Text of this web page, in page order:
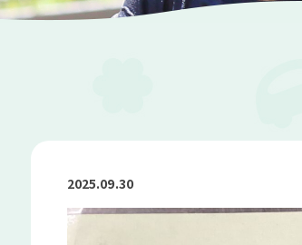
2025.09.30